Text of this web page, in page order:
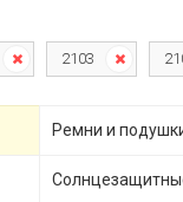
2103
Ремни и